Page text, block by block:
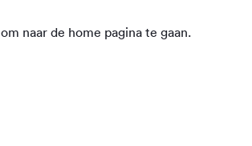
om naar de home pagina te gaan.